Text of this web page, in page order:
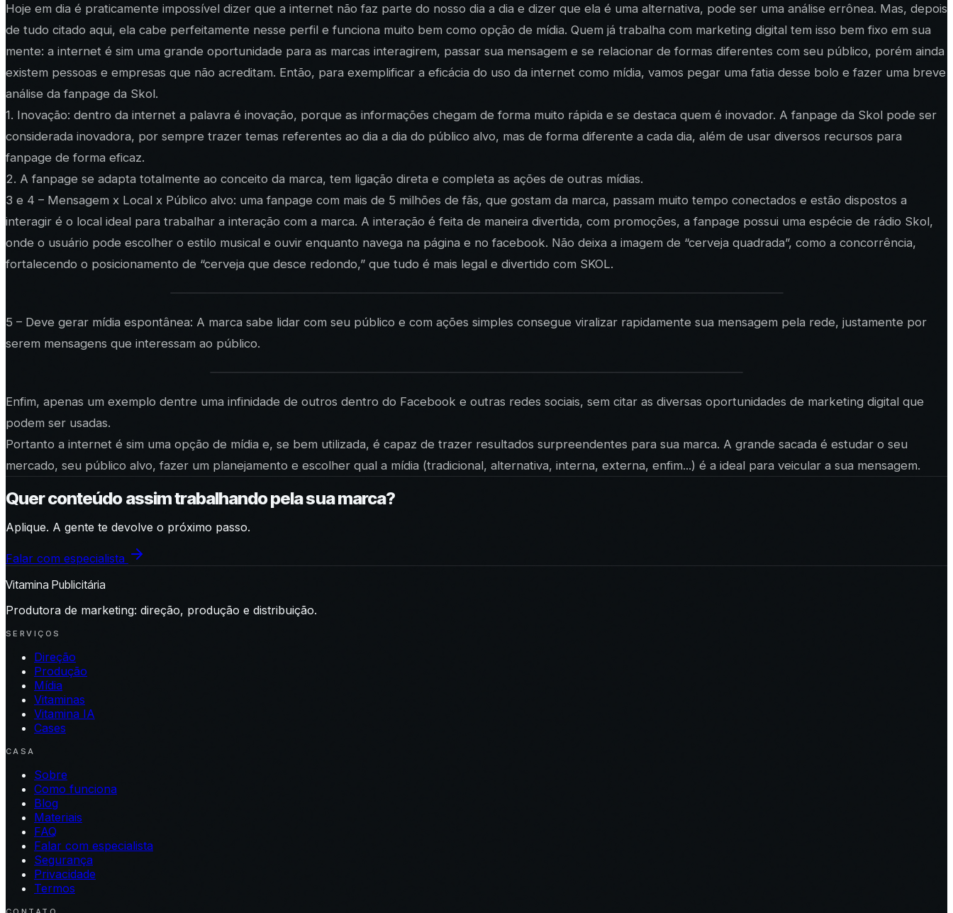
Hoje em dia é praticamente impossível dizer que a internet não faz parte do nosso dia a dia e dizer que ela é uma alternativa, pode ser uma análise errônea. Mas, depois
de tudo citado aqui, ela cabe perfeitamente nesse perfil e funciona muito bem como opção de mídia. Quem já trabalha com marketing digital tem isso bem fixo em sua
mente: a internet é sim uma grande oportunidade para as marcas interagirem, passar sua mensagem e se relacionar de formas diferentes com seu público, porém ainda
existem pessoas e empresas que não acreditam. Então, para exemplificar a eficácia do uso da internet como mídia, vamos pegar uma fatia desse bolo e fazer uma breve
análise da fanpage da Skol.
1. Inovação: dentro da internet a palavra é inovação, porque as informações chegam de forma muito rápida e se destaca quem é inovador. A fanpage da Skol pode ser
considerada inovadora, por sempre trazer temas referentes ao dia a dia do público alvo, mas de forma diferente a cada dia, além de usar diversos recursos para
fanpage de forma eficaz.
2. A fanpage se adapta totalmente ao conceito da marca, tem ligação direta e completa as ações de outras mídias.
3 e 4 – Mensagem x Local x Público alvo: uma fanpage com mais de 5 milhões de fãs, que gostam da marca, passam muito tempo conectados e estão dispostos a
interagir é o local ideal para trabalhar a interação com a marca. A interação é feita de maneira divertida, com promoções, a fanpage possui uma espécie de rádio Skol,
onde o usuário pode escolher o estilo musical e ouvir enquanto navega na página e no facebook. Não deixa a imagem de “cerveja quadrada”, como a concorrência,
fortalecendo o posicionamento de “cerveja que desce redondo,” que tudo é mais legal e divertido com SKOL.
5 – Deve gerar mídia espontânea: A marca sabe lidar com seu público e com ações simples consegue viralizar rapidamente sua mensagem pela rede, justamente por
serem mensagens que interessam ao público.
Enfim, apenas um exemplo dentre uma infinidade de outros dentro do Facebook e outras redes sociais, sem citar as diversas oportunidades de marketing digital que
podem ser usadas.
Portanto a internet é sim uma opção de mídia e, se bem utilizada, é capaz de trazer resultados surpreendentes para sua marca. A grande sacada é estudar o seu
mercado, seu público alvo, fazer um planejamento e escolher qual a mídia (tradicional, alternativa, interna, externa, enfim...) é a ideal para veicular a sua mensagem.
Quer conteúdo assim trabalhando pela sua marca?
Aplique. A gente te devolve o próximo passo.
Falar com especialista
Vitamina Publicitária
Produtora de marketing: direção, produção e distribuição.
SERVIÇOS
Direção
Produção
Mídia
Vitaminas
Vitamina IA
Cases
CASA
Sobre
Como funciona
Blog
Materiais
FAQ
Falar com especialista
Segurança
Privacidade
Termos